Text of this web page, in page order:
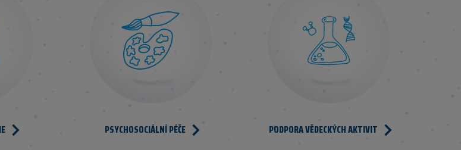
PSYCHOSOCIÁLNÍ PÉČE PODPORA VĚDECKÝCH AKTIVIT